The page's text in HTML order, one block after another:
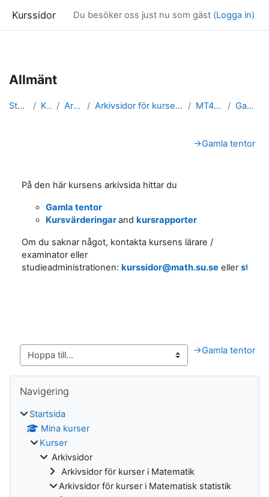
Kurssidor Du besöker oss just nu som gäst (Logga in)
Allmänt
Startsida Kurser Arkivsidor Arkivsidor för kurser i Matematisk statistik MT4002_arkiv Gamla tentor
→Gamla tentor
På den här kursens arkivsida hittar du
Gamla tentor
Kursvärderingarand kursrapporter
Om du saknar något, kontakta kursens lärare /
examinator eller
studieadministrationen: kurssidor@math.su.se eller
→Gamla tentor
Navigering
Startsida
Mina kurser
Kurser
Arkivsidor
Arkivsidor för kurser i Matematik
Arkivsidor för kurser i Matematisk statistik